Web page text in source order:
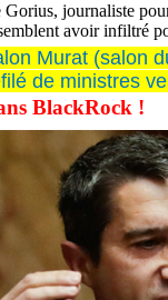
journaliste
avoir infiltré
Murat (salon
de ministres
BlackRock !